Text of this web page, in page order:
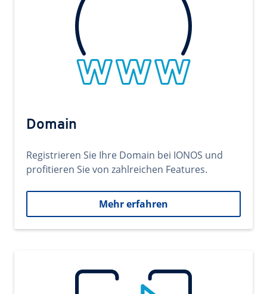
Domain
Registrieren Sie Ihre Domain bei IONOS und
profitieren Sie von zahlreichen Features.
Mehr erfahren